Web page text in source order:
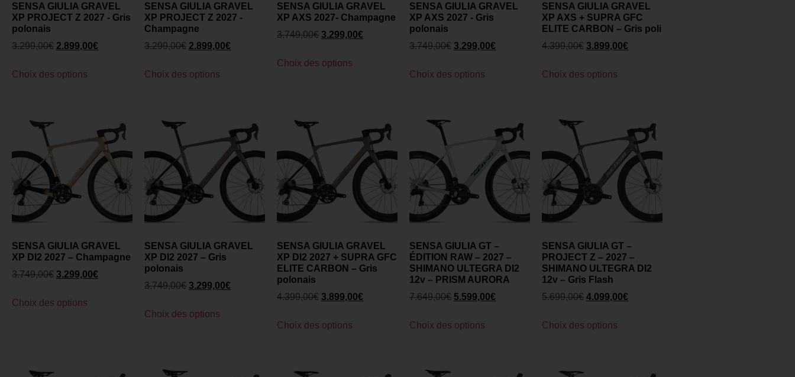
SENSA GIULIA GRAVEL
XP PROJECT Z 2027 - Gris
polonais
3.299,00€ 2.899,00€
Choix des options
SENSA GIULIA GRAVEL
XP PROJECT Z 2027 -
Champagne
3.299,00€ 2.899,00€
Choix des options
SENSA GIULIA GRAVEL
XP AXS 2027- Champagne
3.749,00€ 3.299,00€
Choix des options
SENSA GIULIA GRAVEL
XP AXS 2027 - Gris
polonais
3.749,00€ 3.299,00€
Choix des options
SENSA GIULIA GRAVEL
XP AXS + SUPRA GFC
ELITE CARBON – Gris poli
4.399,00€ 3.899,00€
Choix des options
SENSA GIULIA GRAVEL
XP DI2 2027 – Champagne
3.749,00€ 3.299,00€
Choix des options
SENSA GIULIA GRAVEL
XP DI2 2027 – Gris
polonais
3.749,00€ 3.299,00€
Choix des options
SENSA GIULIA GRAVEL
XP DI2 2027 + SUPRA GFC
ELITE CARBON – Gris
polonais
4.399,00€ 3.899,00€
Choix des options
SENSA GIULIA GT –
ÉDITION RAW – 2027 –
SHIMANO ULTEGRA DI2
12v – PRISM AURORA
7.649,00€ 5.599,00€
Choix des options
SENSA GIULIA GT –
PROJECT Z – 2027 –
SHIMANO ULTEGRA DI2
12v – Gris Flash
5.699,00€ 4.099,00€
Choix des options